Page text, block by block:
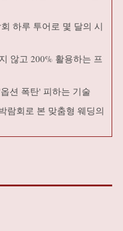
하루 투어로 몇 달의 시
않고 200% 활용하는 프
션 폭탄' 피하는 기술
람회로 본 맞춤형 웨딩의